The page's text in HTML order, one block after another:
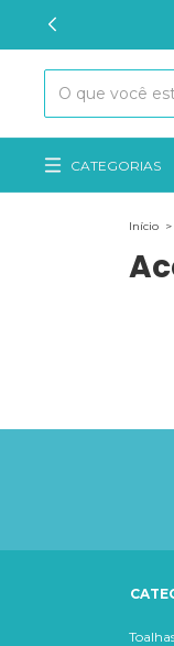
CATEGORIAS
Início >